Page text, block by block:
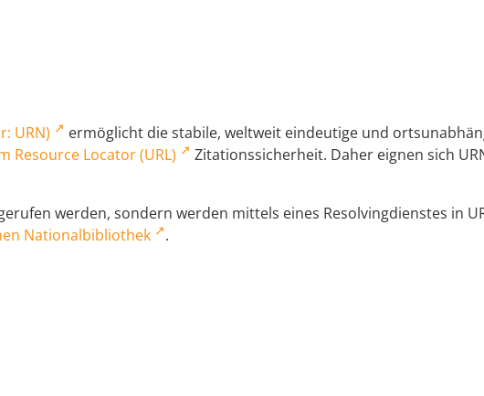
URN)
ermöglicht die stabile, weltweit eindeutige und
Resource Locator (URL)
Zitationssicherheit. Daher eignen sich
werden, sondern werden mittels eines Resolvingdienstes in
Nationalbibliothek .